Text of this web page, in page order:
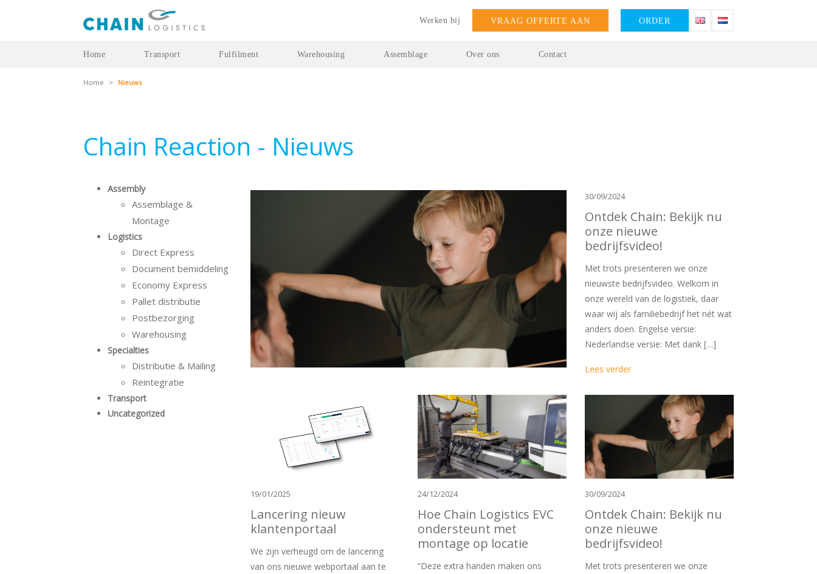
Werken bij VRAAG OFFERTE AAN ORDER
Home Transport Fulfilment Warehousing Assemblage Over ons Contact
Home > Nieuws
Chain Reaction - Nieuws
Assembly
Assemblage &
Montage
Logistics
Direct Express
Document bemiddeling
Economy Express
Pallet distributie
Postbezorging
Warehousing
Specialties
Distributie & Mailing
Reintegratie
Transport
Uncategorized
30/09/2024
Ontdek Chain: Bekijk nu
onze nieuwe
bedrijfsvideo!
Met trots presenteren we onze
nieuwste bedrijfsvideo. Welkom in
onze wereld van de logistiek, daar
waar wij als familiebedrijf het nét wat
anders doen. Engelse versie:
Nederlandse versie: Met dank […]
Lees verder
19/01/2025
Lancering nieuw
klantenportaal
We zijn verheugd om de lancering
van ons nieuwe webportaal aan te
24/12/2024
Hoe Chain Logistics EVC
ondersteunt met
montage op locatie
“Deze extra handen maken ons
30/09/2024
Ontdek Chain: Bekijk nu
onze nieuwe
bedrijfsvideo!
Met trots presenteren we onze